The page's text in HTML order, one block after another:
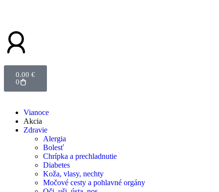
0.00 €
0
Vianoce
Akcia
Zdravie
Alergia
Bolesť
Chrípka a prechladnutie
Diabetes
Koža, vlasy, nechty
Močové cesty a pohlavné orgány